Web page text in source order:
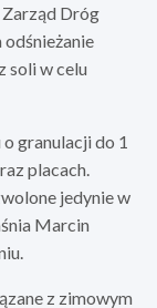
Dróg
soli w celu
granulacji do 1
placach.
jedynie w
Marcin
z zimowym